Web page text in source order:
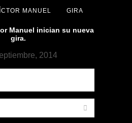
MANUEL GIRA
Manuel inician su nueva
gira.
2014